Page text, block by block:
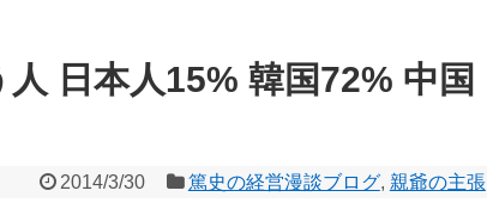
日本人15% 韓国72% 中国
2014/3/30 篤史の経営漫談ブログ, 親爺の主張